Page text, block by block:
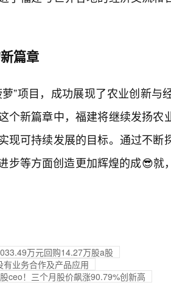
篇章
”项目，成功展现了农业创新与
个新篇章中，福建将继续发扬农
现可持续发展的目标。通过不断
步等方面创造更加辉煌的成😎就
万元回购14.27万股a股
业务合作及产品应用
ceo！三个月股价飙涨90.79%创新高